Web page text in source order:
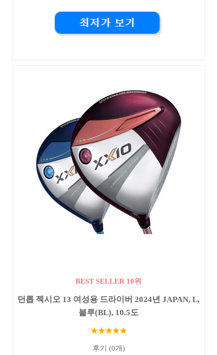
BEST SELLER 10위
던롭 젝시오 13 여성용 드라이버 2024년 JAPAN, L,
블루(BL), 10.5도
★★★★★
후기 (0개)